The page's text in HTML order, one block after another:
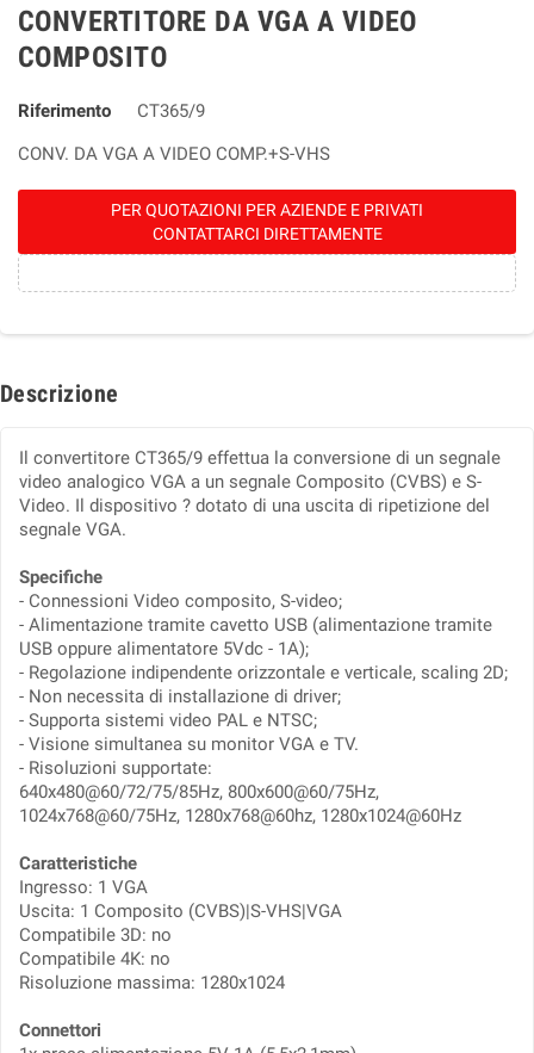
CONVERTITORE DA VGA A VIDEO
COMPOSITO
Riferimento
CT365/9
CONV. DA VGA A VIDEO COMP.+S-VHS
PER QUOTAZIONI PER AZIENDE E PRIVATI
CONTATTARCI DIRETTAMENTE
Descrizione
Il convertitore CT365/9 effettua la conversione di un segnale
video analogico VGA a un segnale Composito (CVBS) e S-
Video. Il dispositivo ? dotato di una uscita di ripetizione del
segnale VGA.
Specifiche
- Connessioni Video composito, S-video;
- Alimentazione tramite cavetto USB (alimentazione tramite
USB oppure alimentatore 5Vdc - 1A);
- Regolazione indipendente orizzontale e verticale, scaling 2D;
- Non necessita di installazione di driver;
- Supporta sistemi video PAL e NTSC;
- Visione simultanea su monitor VGA e TV.
- Risoluzioni supportate:
640x480@60/72/75/85Hz, 800x600@60/75Hz,
1024x768@60/75Hz, 1280x768@60hz, 1280x1024@60Hz
Caratteristiche
Ingresso: 1 VGA
Uscita: 1 Composito (CVBS)|S-VHS|VGA
Compatibile 3D: no
Compatibile 4K: no
Risoluzione massima: 1280x1024
Connettori